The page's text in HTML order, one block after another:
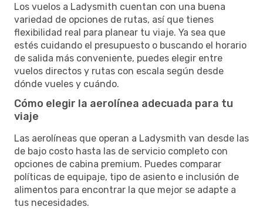
Los vuelos a Ladysmith cuentan con una buena
variedad de opciones de rutas, así que tienes
flexibilidad real para planear tu viaje. Ya sea que
estés cuidando el presupuesto o buscando el horario
de salida más conveniente, puedes elegir entre
vuelos directos y rutas con escala según desde
dónde vueles y cuándo.
Cómo elegir la aerolínea adecuada para tu
viaje
Las aerolíneas que operan a Ladysmith van desde las
de bajo costo hasta las de servicio completo con
opciones de cabina premium. Puedes comparar
políticas de equipaje, tipo de asiento e inclusión de
alimentos para encontrar la que mejor se adapte a
tus necesidades.